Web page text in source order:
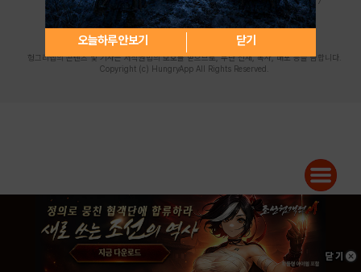
오늘하루 안보기 닫기
청소년보호책임자:김동욱desk@hungryapp.co.kr
등록번호:서울아02322 | 등록일자:2016년4월25일
발행인:(주)스마트나우 송현두 | 편집인:김동욱
헝그리앱의 콘텐츠 및 기사는 저작권법의 보호를 받으므로, 무단 전재, 복사, 배포 등을 금합니다.
Copyright (c) HungryApp All Rights Reserved.